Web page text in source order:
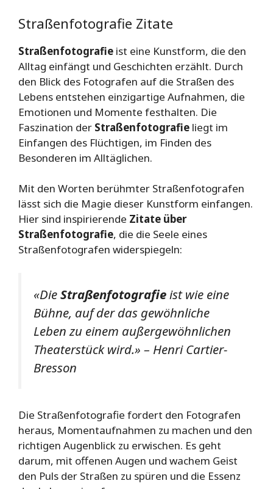
Straßenfotografie Zitate
Straßenfotografie ist eine Kunstform, die den
Alltag einfängt und Geschichten erzählt. Durch
den Blick des Fotografen auf die Straßen des
Lebens entstehen einzigartige Aufnahmen, die
Emotionen und Momente festhalten. Die
Faszination der Straßenfotografie liegt im
Einfangen des Flüchtigen, im Finden des
Besonderen im Alltäglichen.
Mit den Worten berühmter Straßenfotografen
lässt sich die Magie dieser Kunstform einfangen.
Hier sind inspirierende Zitate über
Straßenfotografie, die die Seele eines
Straßenfotografen widerspiegeln:
«DieStraßenfotografieist wie eine
Bühne, auf der das gewöhnliche
Leben zu einem außergewöhnlichen
Theaterstück wird.» – Henri Cartier-
Bresson
Die Straßenfotografie fordert den Fotografen
heraus, Momentaufnahmen zu machen und den
richtigen Augenblick zu erwischen. Es geht
darum, mit offenen Augen und wachem Geist
den Puls der Straßen zu spüren und die Essenz